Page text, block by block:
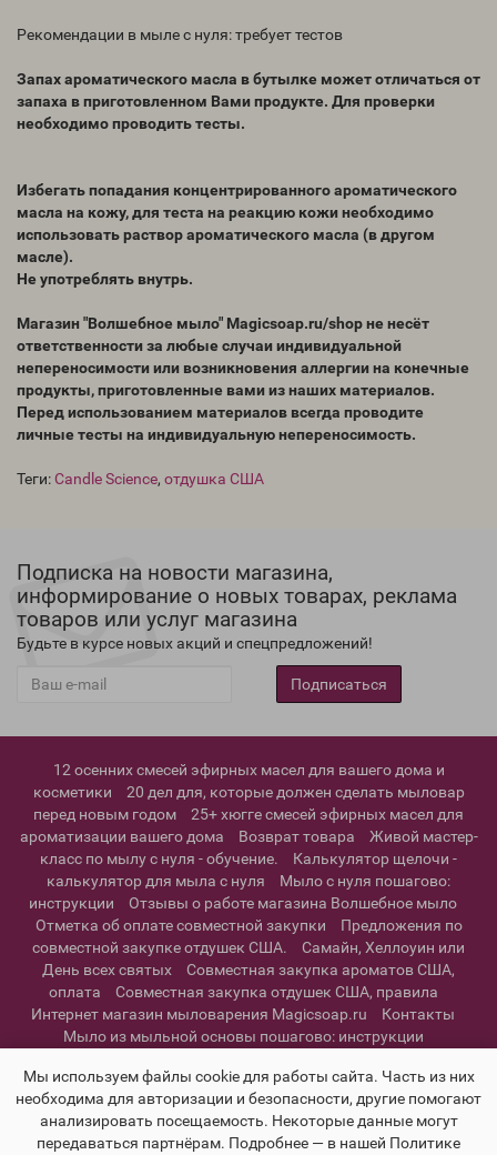
Рекомендации в мыле с нуля: требует тестов
Запах ароматического масла в бутылке может отличаться от
запаха в приготовленном Вами продукте. Для проверки
необходимо проводить тесты.
Избегать попадания концентрированного ароматического
масла на кожу, для теста на реакцию кожи необходимо
использовать раствор ароматического масла (в другом
масле).
Не употреблять внутрь.
Магазин "Волшебное мыло" Magicsoap.ru/shop не несёт
ответственности за любые случаи индивидуальной
непереносимости или возникновения аллергии на конечные
продукты, приготовленные вами из наших материалов.
Перед использованием материалов всегда проводите
личные тесты на индивидуальную непереносимость.
Теги:Candle Science, отдушка США
Подписка на новости магазина,
информирование о новых товарах, реклама
товаров или услуг магазина
Будьте в курсе новых акций и спецпредложений!
Подписаться
12 осенних смесей эфирных масел для вашего дома и
косметики
20 дел для, которые должен сделать мыловар
перед новым годом
25+ хюгге смесей эфирных масел для
ароматизации вашего дома
Возврат товара
Живой мастер-
класс по мылу с нуля - обучение.
Калькулятор щелочи -
калькулятор для мыла с нуля
Мыло с нуля пошагово:
инструкции
Отзывы о работе магазина Волшебное мыло
Отметка об оплате совместной закупки
Предложения по
совместной закупке отдушек США.
Самайн, Хеллоуин или
День всех святых
Совместная закупка ароматов США,
оплата
Совместная закупка отдушек США, правила
Интернет магазин мыловарения Magicsoap.ru
Контакты
Мыло из мыльной основы пошагово: инструкции
пользовательское соглашение
Мы используем файлы cookie для работы сайта. Часть из них
необходима для авторизации и безопасности, другие помогают
анализировать посещаемость. Некоторые данные могут
передаваться партнёрам. Подробнее — в нашей Политике